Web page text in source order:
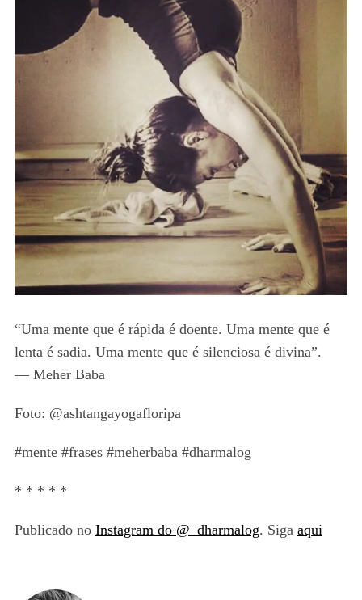
“Uma mente que é rápida é doente. Uma mente que é
lenta é sadia. Uma mente que é silenciosa é divina”.
— Meher Baba
Foto: @ashtangayogafloripa
#mente #frases #meherbaba #dharmalog
* * * * *
Publicado no Instagram do @_dharmalog. Siga aqui